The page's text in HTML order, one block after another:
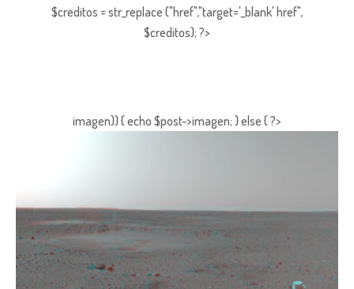
$creditos = str_replace ("href","target='_blank' href",
$creditos); ?>
imagen)) { echo $post->imagen; } else { ?>